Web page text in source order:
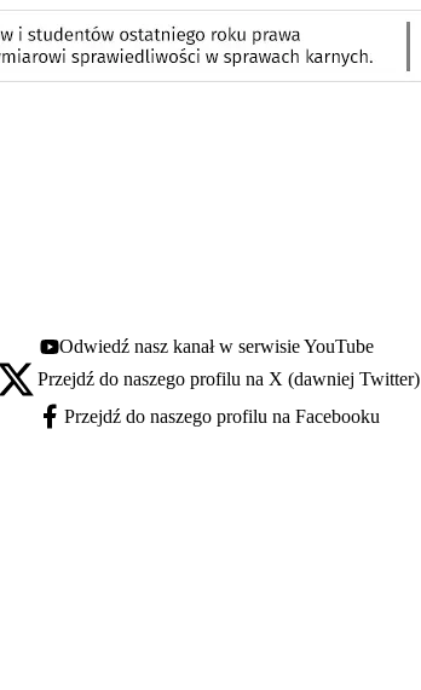
Youtube - otwiera się w nowej karcie
Odwiedź nasz kanał w serwisie YouTube
X - otwiera się w nowej karcie
Przejdź do naszego profilu na X (dawniej Twitter)
Facebook - otwiera się w nowej karcie
Przejdź do naszego profilu na Facebooku